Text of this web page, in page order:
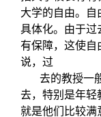
大学的自由。自
具体化。由于过
有保障，这使自
说，过
去的教授一
去，特别是年轻
就是他们比较满